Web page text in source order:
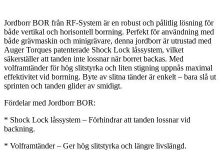
Jordborr BOR från RF-System är en robust och pålitlig lösning för
både vertikal och horisontell borrning. Perfekt för användning med
både grävmaskin och minigrävare, denna jordborr är utrustad med
Auger Torques patenterade Shock Lock låssystem, vilket
säkerställer att tanden inte lossnar när borret backas. Med
volframtänder för hög slitstyrka och liten stigning uppnås maximal
effektivitet vid borrning. Byte av slitna tänder är enkelt – bara slå ut
sprinten och tanden glider av smidigt.
Fördelar med Jordborr BOR:
* Shock Lock låssystem – Förhindrar att tanden lossnar vid
backning.
* Volframtänder – Ger hög slitstyrka och längre livslängd.